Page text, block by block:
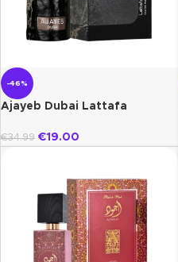
-46%
Ajayeb Dubai Lattafa
€34.99 €19.00